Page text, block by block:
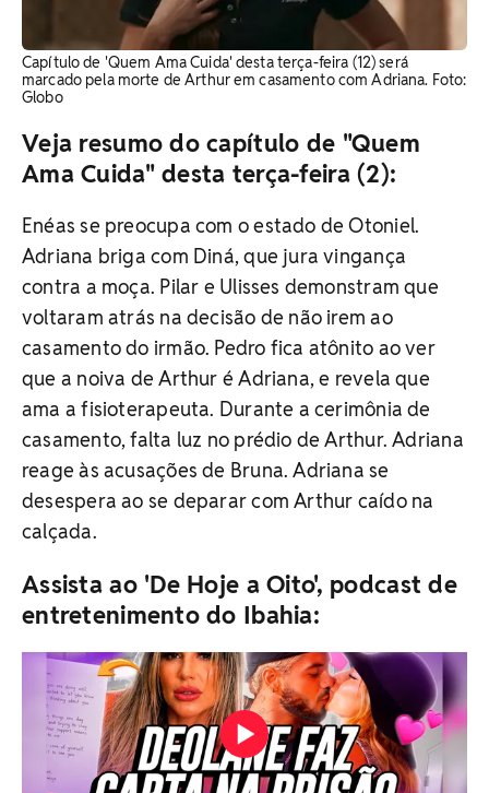
Capítulo de 'Quem Ama Cuida' desta terça-feira (12) será
marcado pela morte de Arthur em casamento com Adriana. Foto:
Globo
Veja resumo do capítulo de "Quem
Ama Cuida" desta terça-feira (2):
Enéas se preocupa com o estado de Otoniel.
Adriana briga com Diná, que jura vingança
contra a moça. Pilar e Ulisses demonstram que
voltaram atrás na decisão de não irem ao
casamento do irmão. Pedro fica atônito ao ver
que a noiva de Arthur é Adriana, e revela que
ama a fisioterapeuta. Durante a cerimônia de
casamento, falta luz no prédio de Arthur. Adriana
reage às acusações de Bruna. Adriana se
desespera ao se deparar com Arthur caído na
calçada.
Assista ao 'De Hoje a Oito', podcast de
entretenimento do Ibahia: